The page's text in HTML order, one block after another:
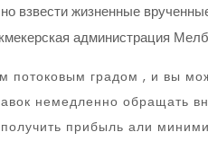
взвести жизненные
администрация
градом , и вы
немедленно обращать
прибыль али